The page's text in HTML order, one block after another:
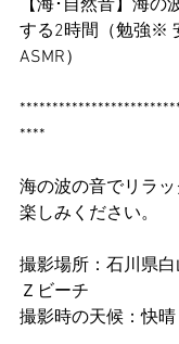
【海･自然音】海の
する2時間（勉強※
ASMR）
****
海の波の音でリラ
楽しみください。
撮影場所：石川県
Ｚビーチ
撮影時の天候：快晴